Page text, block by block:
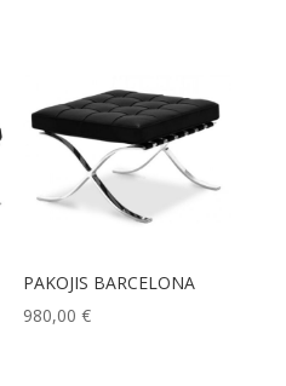
PAKOJIS BARCELONA
980,00€